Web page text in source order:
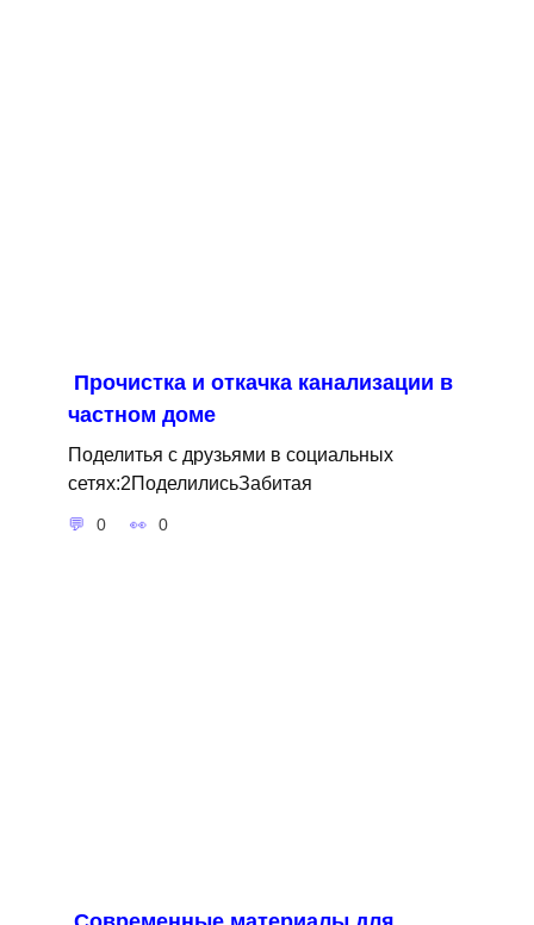
Прочистка и откачка канализации в
частном доме
Поделитья с друзьями в социальных
сетях:2ПоделилисьЗабитая
0 0